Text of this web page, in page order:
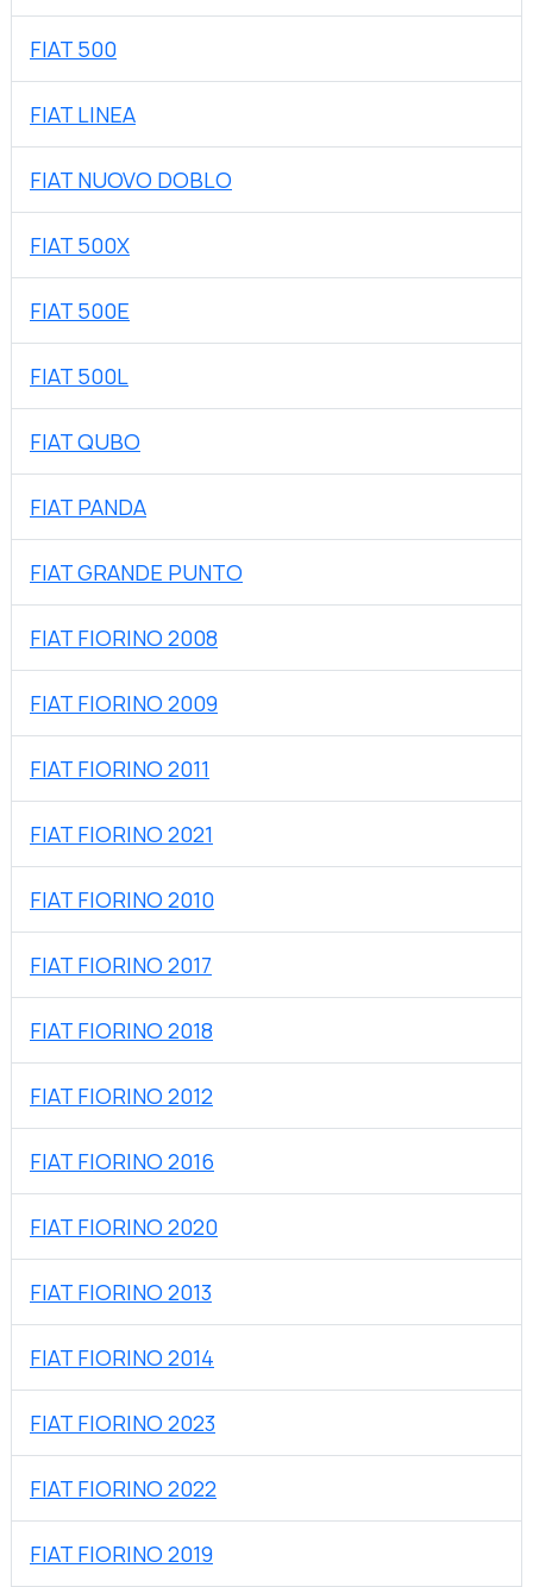
FIAT 500
FIAT LINEA
FIAT NUOVO DOBLO
FIAT 500X
FIAT 500E
FIAT 500L
FIAT QUBO
FIAT PANDA
FIAT GRANDE PUNTO
FIAT FIORINO 2008
FIAT FIORINO 2009
FIAT FIORINO 2011
FIAT FIORINO 2021
FIAT FIORINO 2010
FIAT FIORINO 2017
FIAT FIORINO 2018
FIAT FIORINO 2012
FIAT FIORINO 2016
FIAT FIORINO 2020
FIAT FIORINO 2013
FIAT FIORINO 2014
FIAT FIORINO 2023
FIAT FIORINO 2022
FIAT FIORINO 2019